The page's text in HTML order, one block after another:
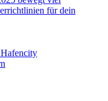
für dein